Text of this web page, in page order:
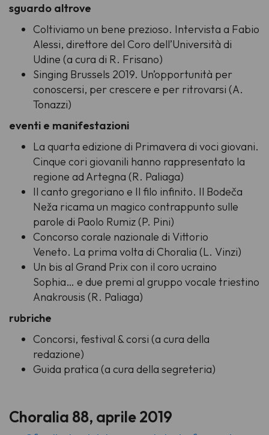
sguardo altrove
Coltiviamo un bene prezioso. Intervista a Fabio
Alessi, direttore del Coro dell’Università di
Udine (a cura di R. Frisano)
Singing Brussels 2019. Un’opportunità per
conoscersi, per crescere e per ritrovarsi (A.
Tonazzi)
eventi e manifestazioni
La quarta edizione di Primavera di voci giovani.
Cinque cori giovanili hanno rappresentato la
regione ad Artegna (R. Paliaga)
Il canto gregoriano e Il filo infinito. Il Bodeča
Neža ricama un magico contrappunto sulle
parole di Paolo Rumiz (P. Pini)
Concorso corale nazionale di Vittorio
Veneto. La prima volta di Choralia (L. Vinzi)
Un bis al Grand Prix con il coro ucraino
Sophia… e due premi al gruppo vocale triestino
Anakrousis (R. Paliaga)
rubriche
Concorsi, festival & corsi (a cura della
redazione)
Guida pratica (a cura della segreteria)
Choralia 88, aprile 2019